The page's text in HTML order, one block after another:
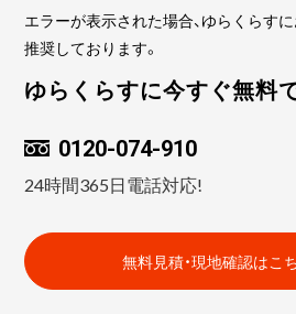
エラーが表示された場合、ゆらくらす
推奨しております。
ゆらくらすに今すぐ無料
0120-074-910
24時間365日電話対応!
無料見積・現地確認はこ